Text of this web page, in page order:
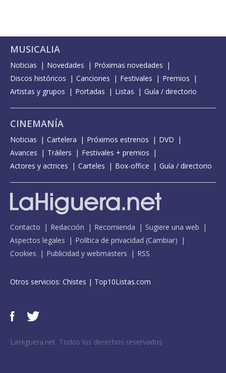
MUSICALIA
Noticias Novedades
Próximas novedades
Discos históricos
Canciones Festivales
Premios
Artistas y grupos
Portadas Listas Guía / directorio
CINEMANÍA
Noticias Cartelera Próximos estrenos
DVD
Avances
Tráilers
Festivales + premios
Actores y actrices
Carteles Box-office Guía / directorio
Contacto Redacción Recomienda
Sugiere una web
Aspectos legales
Política de privacidad (Cambiar)
Cookies
Publicidad y webmasters RSS
Otros servicios: Chistes | Top10Listas.com
LaHiguera.net. Todos los derechos reservados